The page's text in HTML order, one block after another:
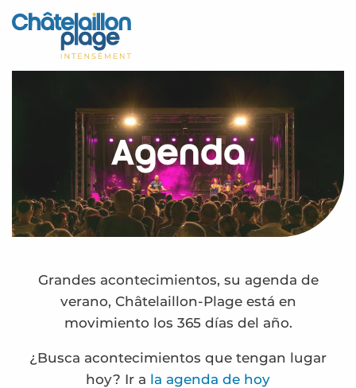
Aller
au
principal
Inicio – ES
Descubra
Actividades
Citas
Su estancia - ES
Calendario – ES
Agenda
Grandes acontecimientos, su agenda de
verano, Châtelaillon-Plage está en
movimiento los 365 días del año.
¿Busca acontecimientos que tengan lugar
hoy? Ir a la agenda de hoy